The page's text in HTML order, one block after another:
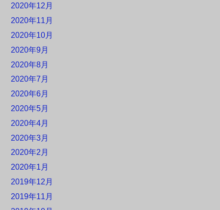
2020年12月
2020年11月
2020年10月
2020年9月
2020年8月
2020年7月
2020年6月
2020年5月
2020年4月
2020年3月
2020年2月
2020年1月
2019年12月
2019年11月